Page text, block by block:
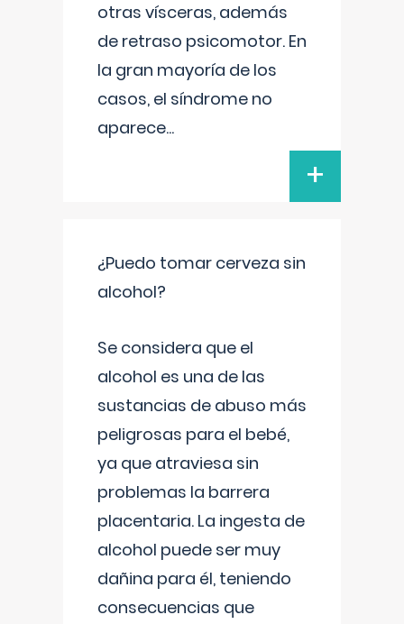
otras vísceras, además
de retraso psicomotor. En
la gran mayoría de los
casos, el síndrome no
aparece...
+
¿Puedo tomar cerveza sin
alcohol?
Se considera que el
alcohol es una de las
sustancias de abuso más
peligrosas para el bebé,
ya que atraviesa sin
problemas la barrera
placentaria. La ingesta de
alcohol puede ser muy
dañina para él, teniendo
consecuencias que